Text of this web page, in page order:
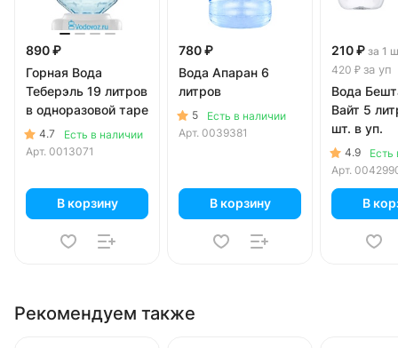
890 ₽
Горная Вода
Теберэль 19 литров
в одноразовой таре
4.7
Есть в наличии
Арт. 0013071
В корзину
780 ₽
Вода Апаран 6
литров
5
Есть в наличии
Арт. 0039381
В корзину
210 ₽ за 1
420 ₽ за уп
Вода
Вайт 5
шт. в уп.
4.9
Есть
Арт.
В
Рекомендуем также